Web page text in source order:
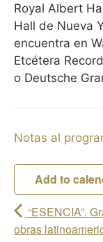
Royal Albert
Hall de Nueva
encuentra en
Etcétera
o Deutsche
Notas al
Add to
“ESENCIA”.
obras